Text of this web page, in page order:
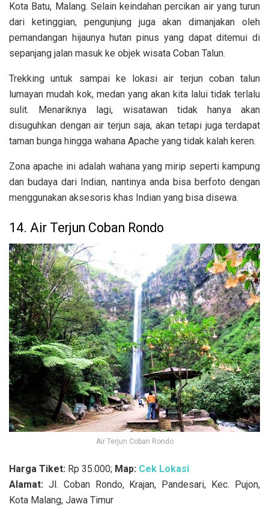
Kota Batu, Malang. Selain keindahan percikan air yang turun
dari ketinggian, pengunjung juga akan dimanjakan oleh
pemandangan hijaunya hutan pinus yang dapat ditemui di
sepanjang jalan masuk ke objek wisata Coban Talun.
Trekking untuk sampai ke lokasi air terjun coban talun
lumayan mudah kok, medan yang akan kita lalui tidak terlalu
sulit. Menariknya lagi, wisatawan tidak hanya akan
disuguhkan dengan air terjun saja, akan tetapi juga terdapat
taman bunga hingga wahana Apache yang tidak kalah keren.
Zona apache ini adalah wahana yang mirip seperti kampung
dan budaya dari Indian, nantinya anda bisa berfoto dengan
menggunakan aksesoris khas Indian yang bisa disewa.
14. Air Terjun Coban Rondo
Air Terjun Coban Rondo
Harga Tiket: Rp 35.000; Map: Cek Lokasi
Alamat: Jl. Coban Rondo, Krajan, Pandesari, Kec. Pujon,
Kota Malang, Jawa Timur